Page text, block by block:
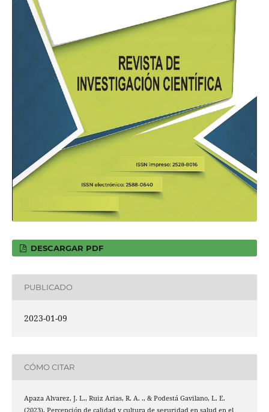
DESCARGAR PDF
PUBLICADO
2023-01-09
CÓMO CITAR
Apaza Alvarez, J. L., Ruiz Arias, R. A. ., & Podestá Gavilano, L. E.
(2023). Percepción de calidad y cultura de seguridad en salud en el